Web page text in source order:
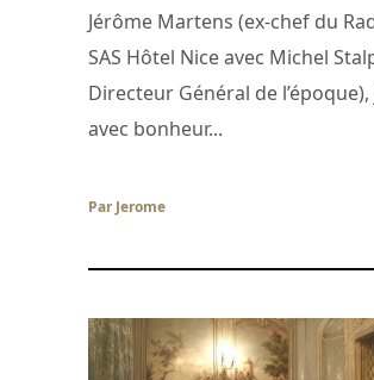
Jérôme Martens (ex-chef du
SAS Hôtel Nice avec Michel
Directeur Général de
avec bonheur...
Par Jerome